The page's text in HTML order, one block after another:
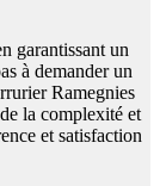
garantissant un
à demander un
Ramegnies
la complexité et
et satisfaction